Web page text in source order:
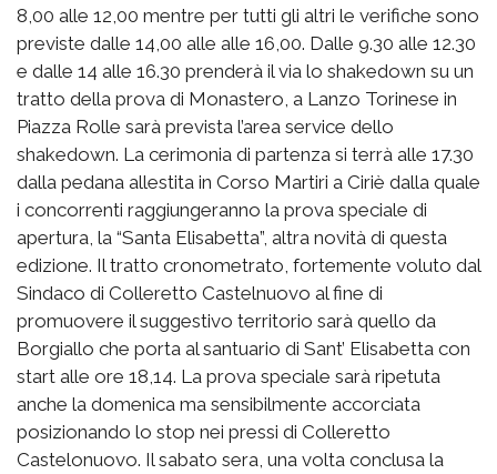
8,00 alle 12,00 mentre per tutti gli altri le verifiche sono
previste dalle 14,00 alle alle 16,00. Dalle 9.30 alle 12.30
e dalle 14 alle 16.30 prenderà il via lo shakedown su un
tratto della prova di Monastero, a Lanzo Torinese in
Piazza Rolle sarà prevista l’area service dello
shakedown. La cerimonia di partenza si terrà alle 17.30
dalla pedana allestita in Corso Martiri a Ciriè dalla quale
i concorrenti raggiungeranno la prova speciale di
apertura, la “Santa Elisabetta”, altra novità di questa
edizione. Il tratto cronometrato, fortemente voluto dal
Sindaco di Colleretto Castelnuovo al fine di
promuovere il suggestivo territorio sarà quello da
Borgiallo che porta al santuario di Sant’ Elisabetta con
start alle ore 18,14. La prova speciale sarà ripetuta
anche la domenica ma sensibilmente accorciata
posizionando lo stop nei pressi di Colleretto
Castelonuovo. Il sabato sera, una volta conclusa la